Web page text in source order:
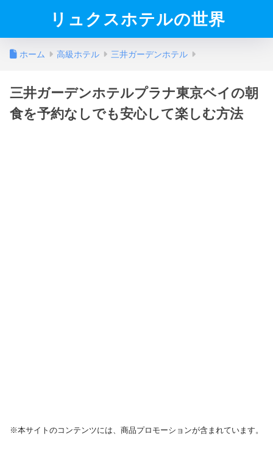
リュクスホテルの世界
ホーム 高級ホテル 三井ガーデンホテル
三井ガーデンホテルプラナ東京ベイの朝
食を予約なしでも安心して楽しむ方法
※本サイトのコンテンツには、商品プロモーションが含まれています。